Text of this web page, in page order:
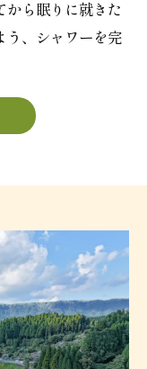
ら眠りに就きた
う、シャワーを完